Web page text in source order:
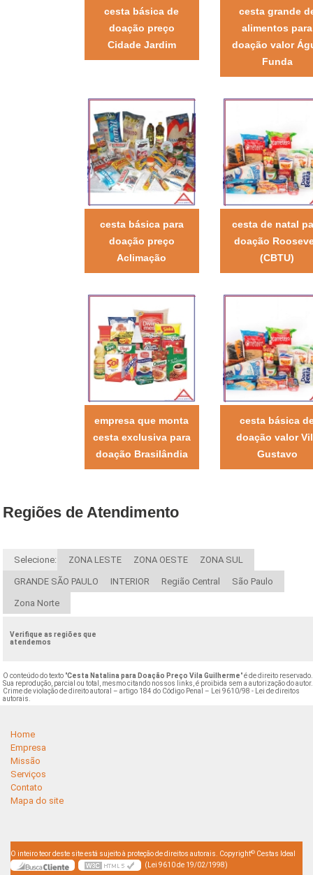
cesta básica de
doação preço
Cidade Jardim
cesta grande
alimentos para
doação valor
Funda
cesta básica para
doação preço
Aclimação
cesta de natal
doação
(CBTU)
empresa que monta
cesta exclusiva para
doação Brasilândia
cesta básica
doação valor
Gustavo
Regiões de Atendimento
Selecione: ZONA LESTE ZONA OESTE ZONA SUL
GRANDE SÃO PAULO INTERIOR Região Central São Paulo
Zona Norte
Verifique as regiões que
atendemos
O conteúdo do texto "Cesta Natalina para Doação Preço Vila Guilherme" é de direito reservado.
Sua reprodução, parcial ou total, mesmo citando nossos links, é proibida sem a autorização do autor.
Crime de violação de direito autoral – artigo 184 do Código Penal –
Lei 9610/98 - Lei de direitos
autorais
Home
Empresa
Missão
Serviços
Contato
Mapa do site
O inteiro teor deste site está sujeito à proteção de direitos autorais. Copyright© Cestas Ideal
(Lei 9610 de 19/02/1998)